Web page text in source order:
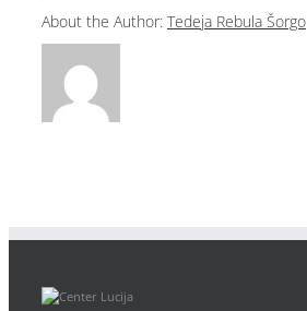
About the Author: Tedeja Rebula Šorgo